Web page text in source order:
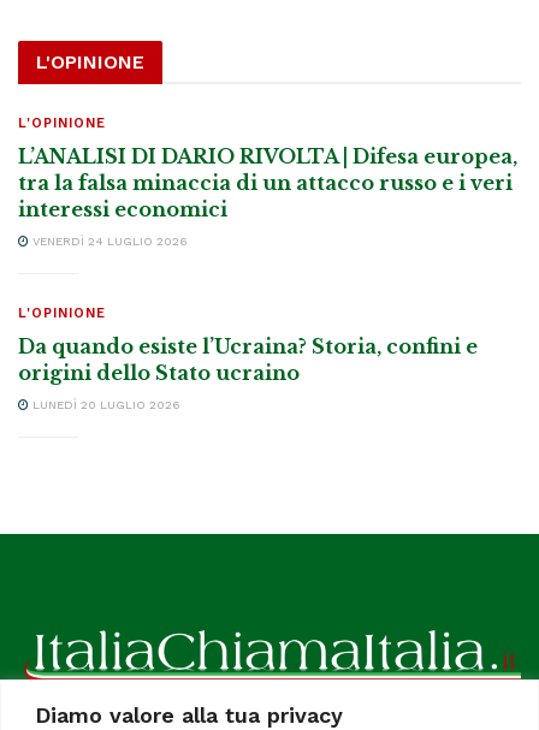
Diamo valore alla tua privacy
L'OPINIONE
L'OPINIONE
L’ANALISI DI DARIO RIVOLTA | Difesa europea,
tra la falsa minaccia di un attacco russo e i veri
interessi economici
VENERDÌ 24 LUGLIO 2026
L'OPINIONE
Da quando esiste l’Ucraina? Storia, confini e
origini dello Stato ucraino
LUNEDÌ 20 LUGLIO 2026